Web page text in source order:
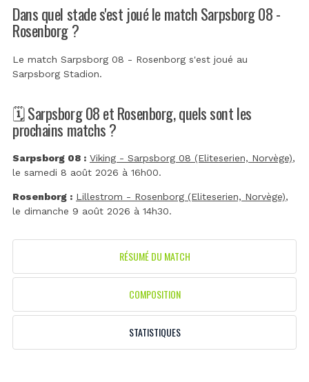
Dans quel stade s'est joué le match Sarpsborg 08 -
Rosenborg ?
Le match Sarpsborg 08 - Rosenborg s'est joué au
Sarpsborg Stadion.
🗓️ Sarpsborg 08 et Rosenborg, quels sont les
prochains matchs ?
Sarpsborg 08 : Viking - Sarpsborg 08 (Eliteserien, Norvège),
le samedi 8 août 2026 à 16h00.
Rosenborg : Lillestrom - Rosenborg (Eliteserien, Norvège),
le dimanche 9 août 2026 à 14h30.
RÉSUMÉ DU MATCH
COMPOSITION
STATISTIQUES